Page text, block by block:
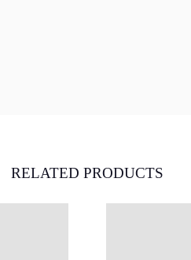
RELATED PRODUCTS